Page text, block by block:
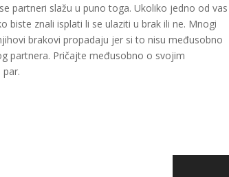
partneri slažu u puno toga. Ukoliko jedno od vas
biste znali isplati li se ulaziti u brak ili ne. Mnogi
brakovi propadaju jer si to nisu međusobno
partnera. Pričajte međusobno o svojim